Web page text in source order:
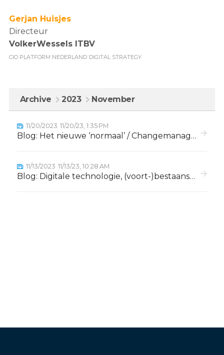
Gerjan Huisjes
Directeur
VolkerWessels ITBV
CIO PLATFORM NEDERLAND DIGITAL STRATEGY
Archive 2023 November
11/20/2023 11/20/23, 1:35 PM
Blog: Het nieuwe ‘normaal’ / Changemanagement
11/13/2023 11/13/23, 10:28 AM
Blog: Digitale technologie, (voort-)bestaanszekerheid en de verkiezingen van 2023